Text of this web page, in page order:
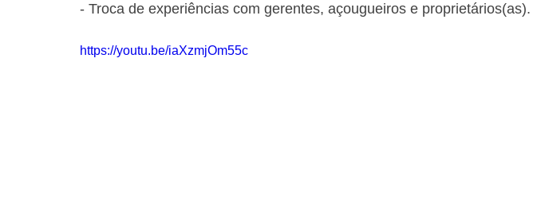
- Troca de experiências com gerentes, açougueiros e proprietários(as).
https://youtu.be/iaXzmjOm55c